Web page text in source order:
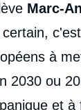
Marc-
à
2030 ou
et